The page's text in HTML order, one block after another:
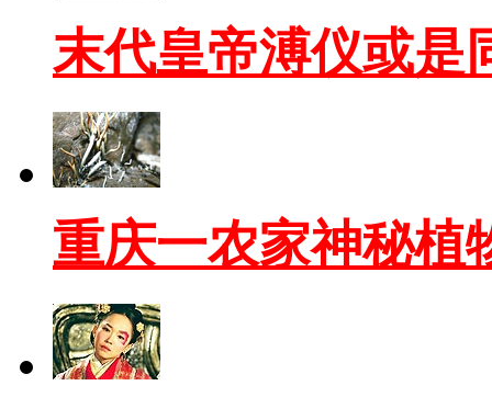
末代皇帝溥仪或是
重庆一农家神秘植